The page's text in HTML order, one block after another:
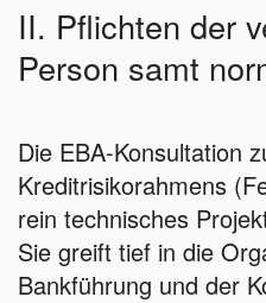
II. Pflichten der
Person samt
Die EBA-Konsultation
Kreditrisikorahmens
rein technisches
Sie greift tief in die
Bankführung und der